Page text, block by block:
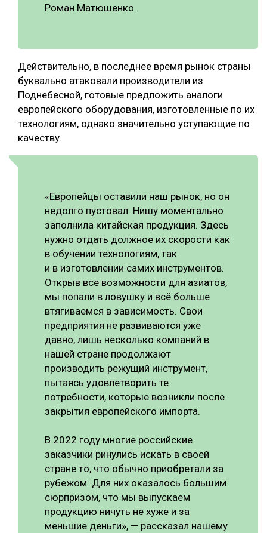
Роман Матюшенко.
Действительно, в последнее время рынок страны
буквально атаковали производители из
Поднебесной, готовые предложить аналоги
европейского оборудования, изготовленные по их
технологиям, однако значительно уступающие по
качеству.
«Европейцы оставили наш рынок, но он
недолго пустовал. Нишу моментально
заполнила китайская продукция. Здесь
нужно отдать должное их скорости как
в обучении технологиям, так
и в изготовлении самих инструментов.
Открыв все возможности для азиатов,
мы попали в ловушку и всё больше
втягиваемся в зависимость. Свои
предприятия не развиваются уже
давно, лишь несколько компаний в
нашей стране продолжают
производить режущий инструмент,
пытаясь удовлетворить те
потребности, которые возникли после
закрытия европейского импорта.
В 2022 году многие российские
заказчики ринулись искать в своей
стране то, что обычно приобретали за
рубежом. Для них оказалось большим
сюрпризом, что мы выпускаем
продукцию ничуть не хуже и за
меньшие деньги», — рассказал нашему